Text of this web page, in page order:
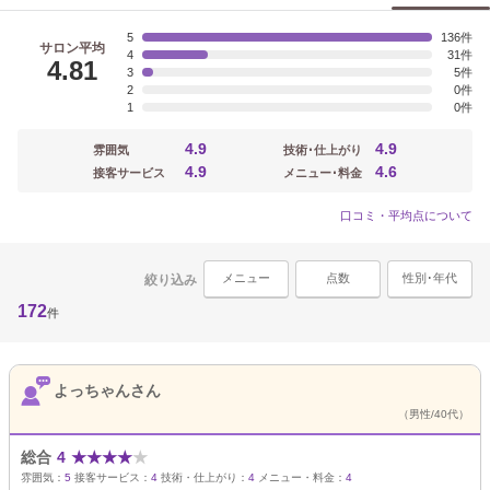
サロン平均
4.81
5
136
4
31
3
5
2
0
1
0
雰囲気 4.9
接客サービス 4.9
技術･仕上がり 4.9
メニュー･料金 4.6
口コミ・平均点について
絞り込み メニュー 点数 性別･年代
172件
よっちゃんさん
（男性/40代）
総合 4 ★★★★★
雰囲気： 5 接客サービス： 4 技術・仕上がり： 4 メニュー・料金： 4